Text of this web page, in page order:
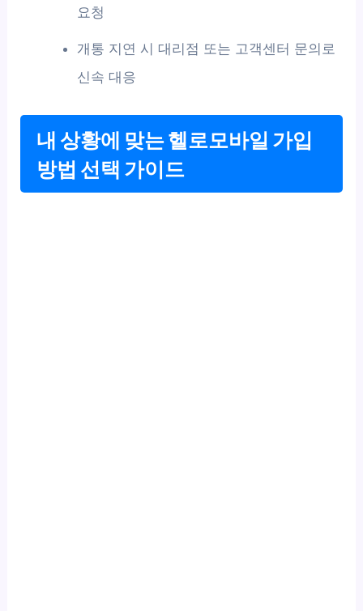
요청
개통 지연 시 대리점 또는 고객센터 문의로
신속 대응
내 상황에 맞는 헬로모바일 가입
방법 선택 가이드